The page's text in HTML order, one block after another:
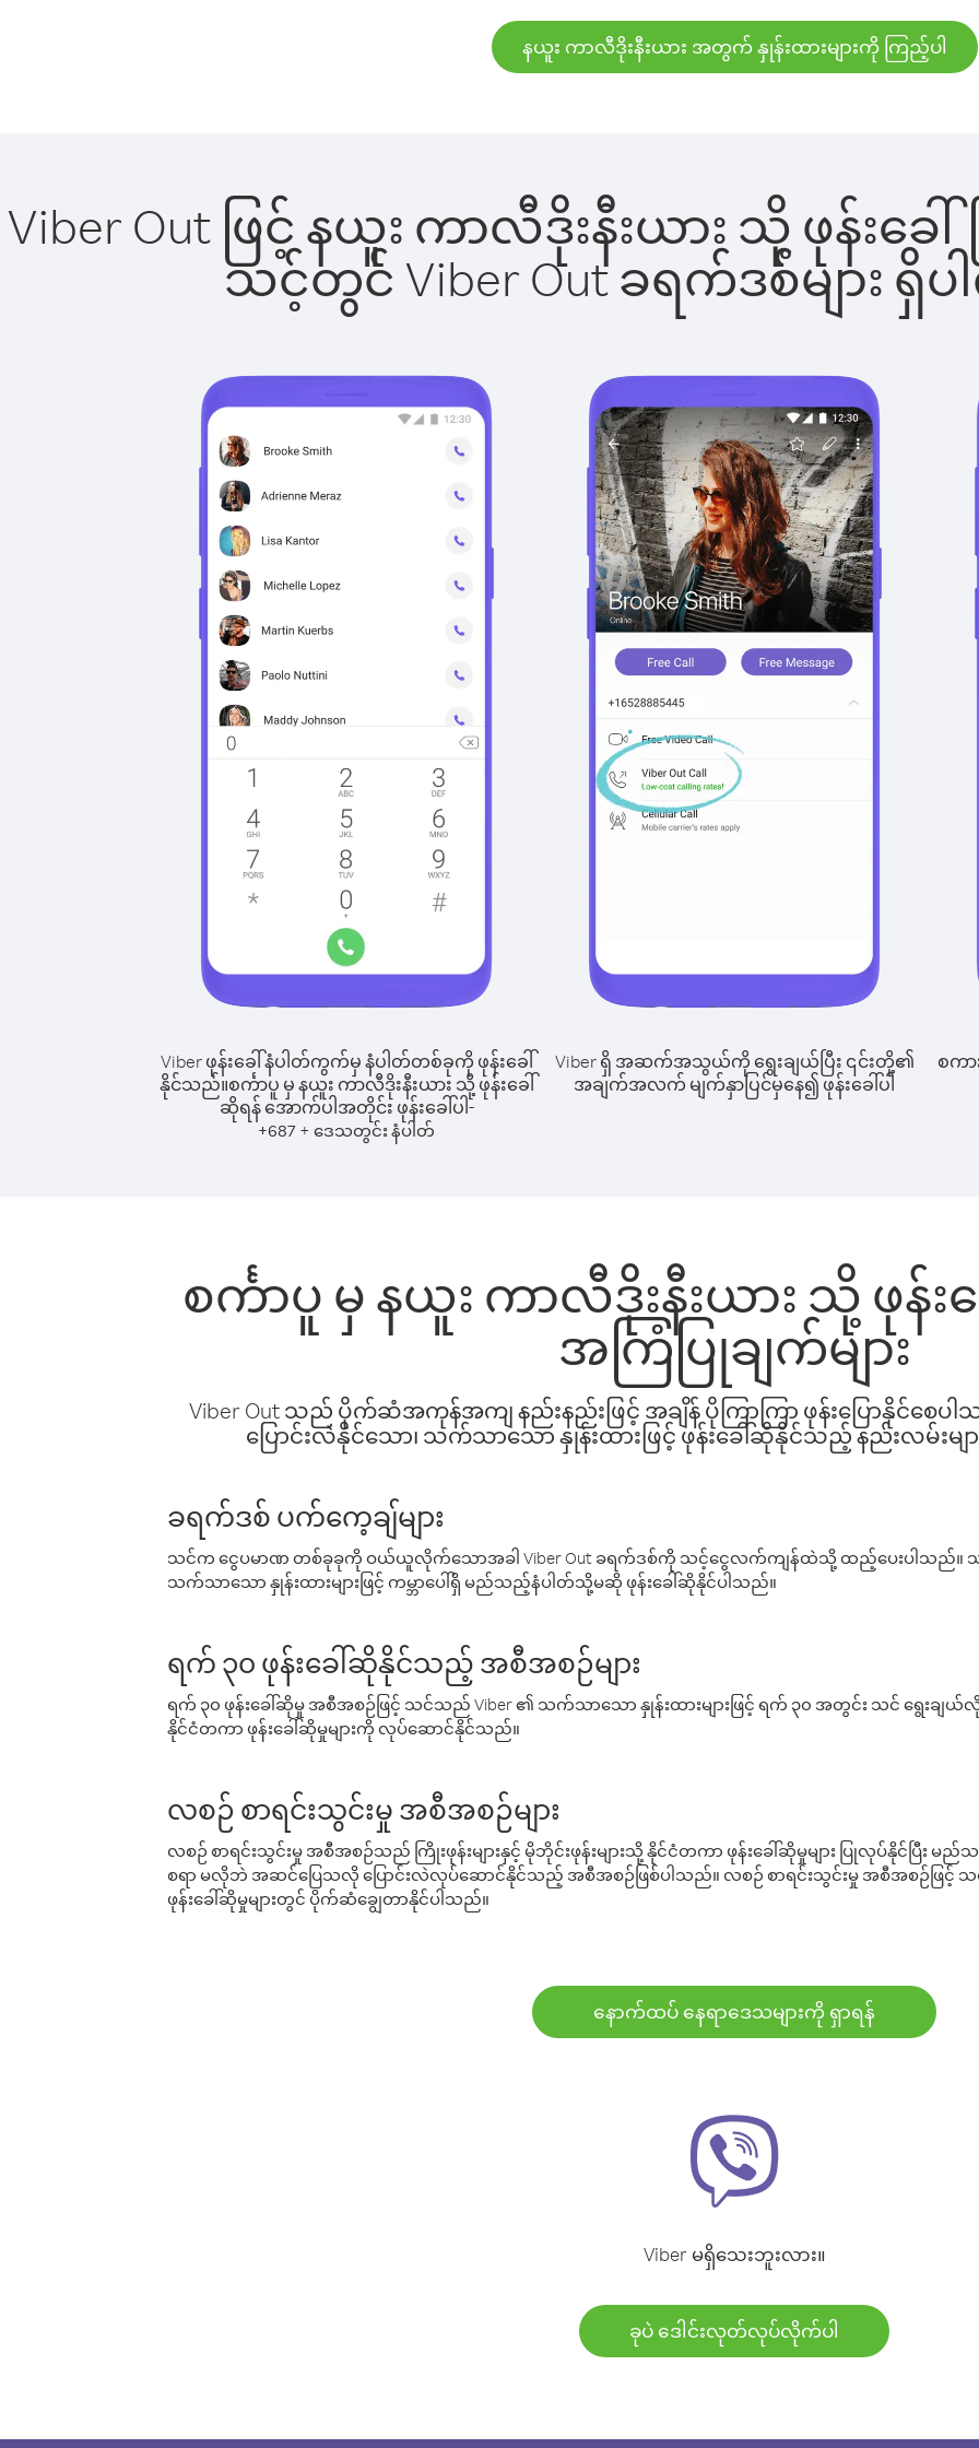
နယူး ကာလီဒိုးနီးယား အတွက် နှုန်းထားများကို ကြည့်ပါ
Viber Out ဖြင့် နယူး ကာလီဒိုးနီးယား သို့ ဖုန်း
သင့်တွင် Viber Out ခရက်ဒစ်များ
Viber ဖုန်းခေါ်နံပါတ်ကွက်မှ နံပါတ်တစ်ခုကို ဖုန်းခေါ်
နိုင်သည်။စင်္ကာပူ မှ နယူး ကာလီဒိုးနီးယား သို့ ဖုန်းခေါ်
ဆိုရန် အောက်ပါအတိုင်း ဖုန်းခေါ်ပါ-
+687 + ဒေသတွင်း နံပါတ်
Viber ရှိ အဆက်အသွယ်ကို ရွေးချယ်ပြီး ၎င်းတို့၏
အချက်အလက် မျက်နှာပြင်မှနေ၍ ဖုန်းခေါ်ပါ
စကာ
စင်္ကာပူ မှ နယူး ကာလီဒိုးနီးယား သို့ ဖုန်
အကြံပြုချက်များ
Viber Out သည် ပိုက်ဆံအကုန်အကျ နည်းနည်းဖြင့် အချိန် ပိုကြာကြာ ဖုန်းပြောနိုင်စ
ပြောင်းလဲနိုင်သော၊ သက်သာသော နှုန်းထားဖြင့် ဖုန်းခေါ်ဆိုနိုင်သည့် နည်းလမ်းမ
ခရက်ဒစ် ပက်ကေ့ချ်များ
သင်က ငွေပမာဏ တစ်ခုခုကို ဝယ်ယူလိုက်သောအခါ Viber Out ခရက်ဒစ်ကို သင့်ငွေလက်ကျန်ထဲသို့ ထည့်ပေးပါသည်။
သက်သာသော နှုန်းထားများဖြင့် ကမ္ဘာပေါ်ရှိ မည်သည့်နံပါတ်သို့မဆို ဖုန်းခေါ်ဆိုနိုင်ပါသည်။
ရက် ၃၀ ဖုန်းခေါ်ဆိုနိုင်သည့် အစီအစဉ်များ
ရက် ၃၀ ဖုန်းခေါ်ဆိုမှု အစီအစဉ်ဖြင့် သင်သည် Viber ၏ သက်သာသော နှုန်းထားများဖြင့် ရက် ၃၀ အတွင်း သင် ရွေးခ
နိုင်ငံတကာ ဖုန်းခေါ်ဆိုမှုများကို လုပ်ဆောင်နိုင်သည်။
လစဉ် စာရင်းသွင်းမှု အစီအစဉ်များ
လစဉ် စာရင်းသွင်းမှု အစီအစဉ်သည် ကြိုးဖုန်းများနှင့် မိုဘိုင်းဖုန်းများသို့ နိုင်ငံတကာ ဖုန်းခေါ်ဆိုမှုများ ပြုလုပ်နိုင်ပြီ
စရာ မလိုဘဲ အဆင်ပြေသလို ပြောင်းလဲလုပ်ဆောင်နိုင်သည့် အစီအစဉ်ဖြစ်ပါသည်။ လစဉ် စာရင်းသွင်းမှု အစီအစဉ်ဖြင့်
ဖုန်းခေါ်ဆိုမှုများတွင် ပိုက်ဆံချွေတာနိုင်ပါသည်။
နောက်ထပ် နေရာဒေသများကို ရှာရန်
Viber မရှိသေးဘူးလား။
ခုပဲ ဒေါင်းလုတ်လုပ်လိုက်ပါ